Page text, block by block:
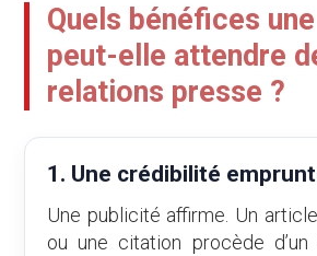
Quels bénéfices
peut-elle attendre
relations presse ?
1. Une crédibilité
Une publicité affirme. Un
ou une citation procède d’un